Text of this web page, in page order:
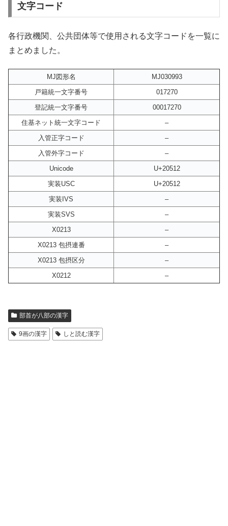
文字コード
各行政機関、公共団体等で使用される文字コードを一覧に
まとめました。
MJ図形名
MJ030993
戸籍統一文字番号
017270
登記統一文字番号
00017270
住基ネット統一文字コード
–
入管正字コード
–
入管外字コード
–
Unicode
U+20512
実装USC
U+20512
実装IVS
–
実装SVS
–
X0213
–
X0213 包摂連番
–
X0213 包摂区分
–
X0212
–
部首が八部の漢字
9画の漢字 しと読む漢字